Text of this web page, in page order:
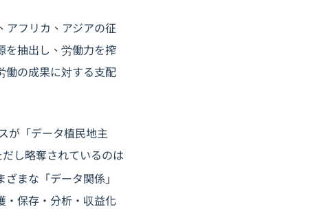
アフリカ、アジアの征
を抽出し、労働力を搾
働の成果に対する支配
が「データ植民地主
し略奪されているのは
まな「データ関係」
・保存・分析・収益化